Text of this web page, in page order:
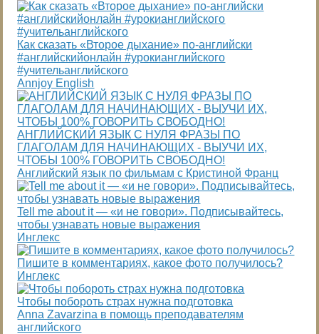
Как сказать «Второе дыхание» по-английски
#английскийонлайн #урокианглийского
#учительанглийского
Annjoy English
АНГЛИЙСКИЙ ЯЗЫК С НУЛЯ ФРАЗЫ ПО
ГЛАГОЛАМ ДЛЯ НАЧИНАЮЩИХ - ВЫУЧИ ИХ,
ЧТОБЫ 100% ГОВОРИТЬ СВОБОДНО!
Английский язык по фильмам с Кристиной Франц
Tell me about it — «и не говори». Подписывайтесь,
чтобы узнавать новые выражения
Инглекс
Пишите в комментариях, какое фото получилось?
Инглекс
Чтобы побороть страх нужна подготовка
Anna Zavarzina в помощь преподавателям
английского